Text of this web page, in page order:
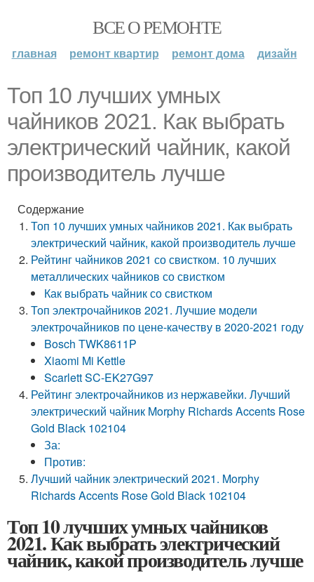
ВСЕ О РЕМОНТЕ
главная ремонт квартир ремонт дома дизайн
Топ 10 лучших умных
чайников 2021. Как выбрать
электрический чайник, какой
производитель лучше
Содержание
Топ 10 лучших умных чайников 2021. Как выбрать
электрический чайник, какой производитель лучше
Рейтинг чайников 2021 со свистком. 10 лучших
металлических чайников со свистком
Как выбрать чайник со свистком
Топ электрочайников 2021. Лучшие модели
электрочайников по цене-качеству в 2020-2021 году
Bosch TWK8611P
Xiaomi Mi Kettle
Scarlett SC-EK27G97
Рейтинг электрочайников из нержавейки. Лучший
электрический чайник Morphy Richards Accents Rose
Gold Black 102104
За:
Против:
Лучший чайник электрический 2021. Morphy
Richards Accents Rose Gold Black 102104
Топ 10 лучших умных чайников
2021. Как выбрать электрический
чайник, какой производитель лучше